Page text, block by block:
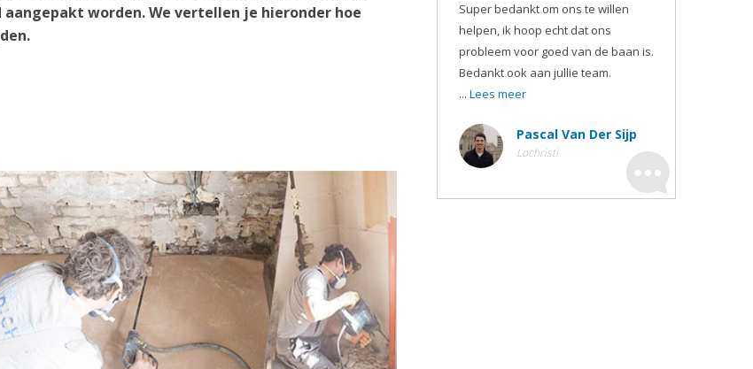
worden. We vertellen je hieronder hoe
Super bedankt om ons te willen
helpen, ik hoop echt dat ons
probleem voor goed van de baan is.
Bedankt ook aan jullie team.
... Lees meer
Pascal Van Der Sijp
Lochristi